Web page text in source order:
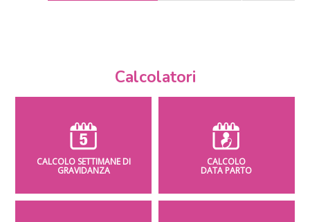
Calcolatori
CALCOLO SETTIMANE DI
GRAVIDANZA
CALCOLO
DATA PARTO